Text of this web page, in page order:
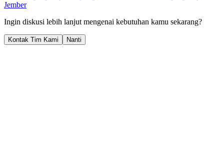
Jember
Ingin diskusi lebih lanjut mengenai kebutuhan kamu sekarang?
Kontak Tim Kami Nanti